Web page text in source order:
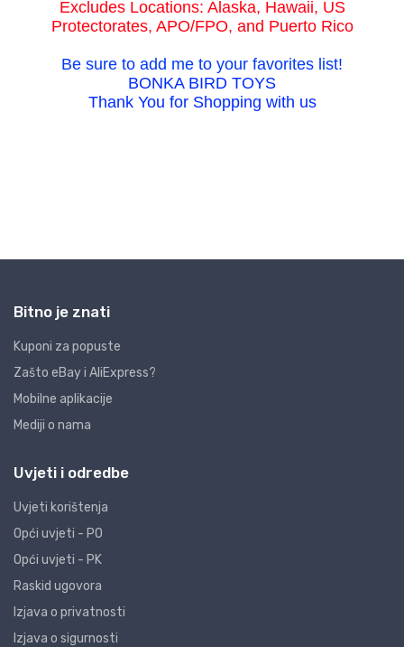
Bitno je znati
Kuponi za popuste
Zašto eBay i AliExpress?
Mobilne aplikacije
Mediji o nama
Uvjeti i odredbe
Uvjeti korištenja
Opći uvjeti - PO
Opći uvjeti - PK
Raskid ugovora
Izjava o privatnosti
Izjava o sigurnosti